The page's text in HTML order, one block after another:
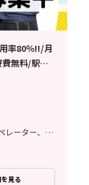
率80％!!/月
無料/駅チ
検査、組立・組付け、加工、マシンオペレーター、ライン作業、塗装
見る